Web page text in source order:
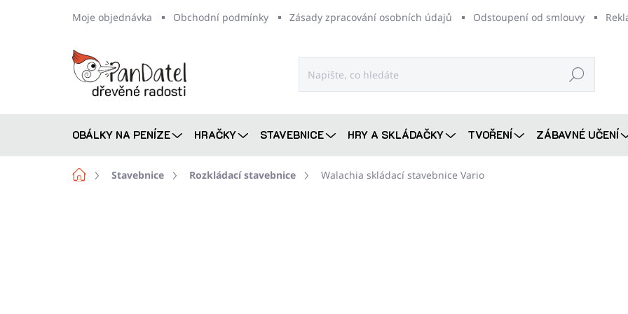
Moje objednávka Obchodní podmínky Zásady zpracování osobních údajů Odstoupení od smlouvy
Hledat
OBÁLKY NA PENÍZE HRAČKY STAVEBNICE HRY A SKLÁDAČKY TVOŘENÍ ZÁBAVNÉ UČENÍ
DomůStavebnice Rozkládací stavebnice Walachia skládací stavebnice Vario